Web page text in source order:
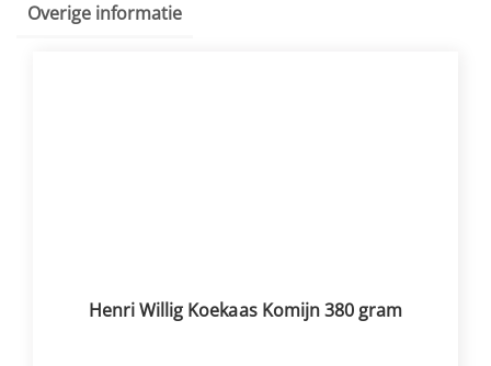
Overige informatie
Henri Willig Koekaas Komijn 380 gram